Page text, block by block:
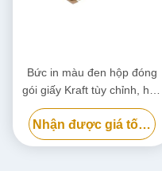
Bức in màu đen hộp đóng
gói giấy Kraft tùy chỉnh, hộp
bìa bìa thân thiện với môi
trường
Nhận được giá tốt nhất